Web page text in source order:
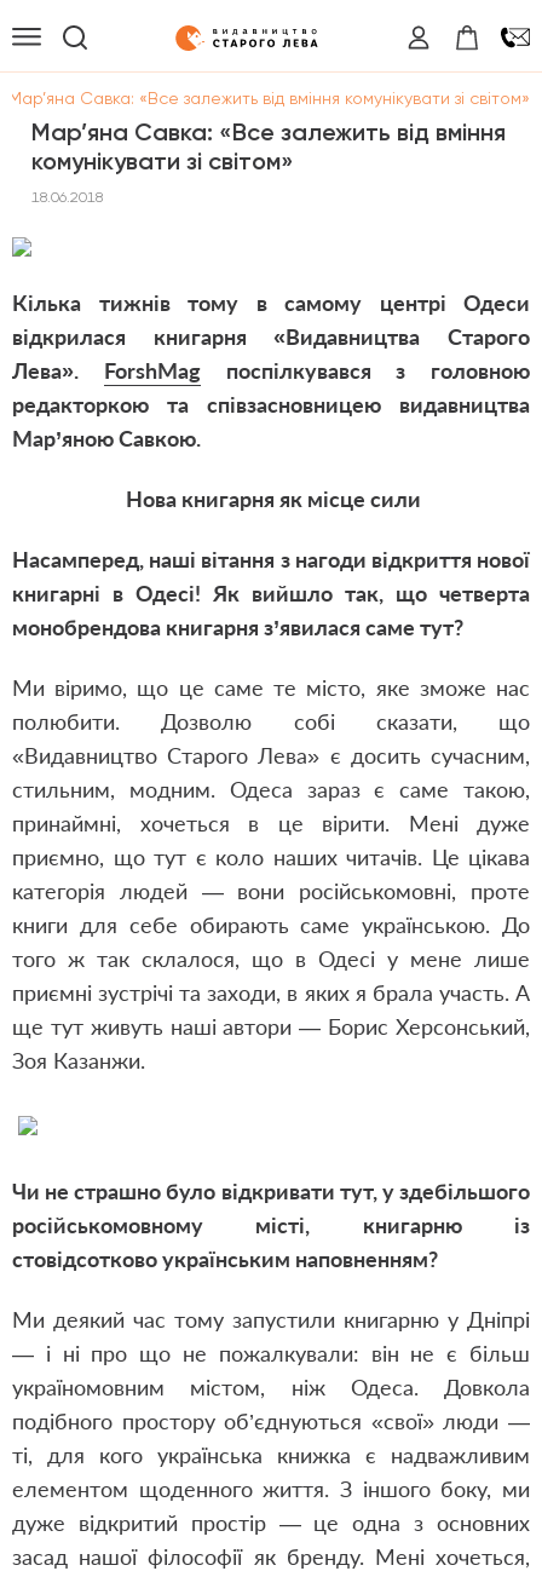
Мар’яна Савка: «Все залежить від вміння комунікувати зі світом»
Мар’яна Савка: «Все залежить від вміння
комунікувати зі світом»
18.06.2018
Кілька тижнів тому в самому центрі Одеси
відкрилася книгарня «Видавництва Старого
Лева». ForshMagпоспілкувався з головною
редакторкою та співзасновницею видавництва
Мар’яною Савкою.
Нова книгарня як місце сили
Насамперед, наші вітання з нагоди відкриття нової
книгарні в Одесі! Як вийшло так, що четверта
монобрендова книгарня з’явилася саме тут?
Ми віримо, що це саме те місто, яке зможе нас
полюбити. Дозволю собі сказати, що
«Видавництво Старого Лева» є досить сучасним,
стильним, модним. Одеса зараз є саме такою,
принаймні, хочеться в це вірити. Мені дуже
приємно, що тут є коло наших читачів. Це цікава
категорія людей — вони російськомовні, проте
книги для себе обирають саме українською. До
того ж так склалося, що в Одесі у мене лише
приємні зустрічі та заходи, в яких я брала участь. А
ще тут живуть наші автори — Борис Херсонський,
Зоя Казанжи.
Чи не страшно було відкривати тут, у здебільшого
російськомовному місті, книгарню із
стовідсотково українським наповненням?
Ми деякий час тому запустили книгарню у Дніпрі
— і ні про що не пожалкували: він не є більш
україномовним містом, ніж Одеса. Довкола
подібного простору об’єднуються «свої» люди —
ті, для кого українська книжка є надважливим
елементом щоденного життя. З іншого боку, ми
дуже відкритий простір — це одна з основних
засад нашої філософії як бренду. Мені хочеться,